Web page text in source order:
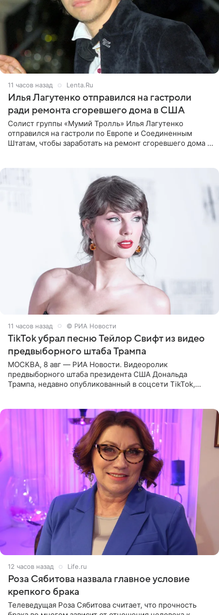
11 часов назад Lenta.Ru
Илья Лагутенко отправился на гастроли
ради ремонта сгоревшего дома в США
Солист группы «Мумий Тролль» Илья Лагутенко
отправился на гастроли по Европе и Соединенным
Штатам, чтобы заработать на ремонт сгоревшего дома в
11 часов назад © РИА Новости
TikTok убрал песню Тейлор Свифт из видео
предвыборного штаба Трампа
МОСКВА, 8 авг — РИА Новости. Видеоролик
предвыборного штаба президента США Дональда
Трампа, недавно опубликованный в соцсети TikTok,
12 часов назад Life.ru
Роза Сябитова назвала главное условие
крепкого брака
Телеведущая Роза Сябитова считает, что прочность